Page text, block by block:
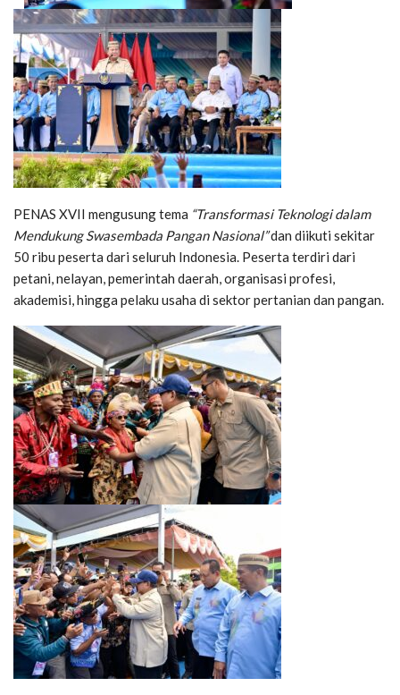
PENAS XVII mengusung tema “Transformasi Teknologi dalam
Mendukung Swasembada Pangan Nasional”dan diikuti sekitar
50 ribu peserta dari seluruh Indonesia. Peserta terdiri dari
petani, nelayan, pemerintah daerah, organisasi profesi,
akademisi, hingga pelaku usaha di sektor pertanian dan pangan.